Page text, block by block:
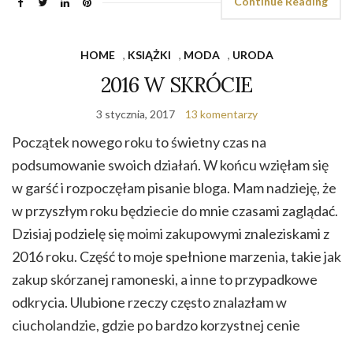
HOME , KSIĄŻKI , MODA , URODA
2016 W SKRÓCIE
3 stycznia, 2017 13 komentarzy
Początek nowego roku to świetny czas na
podsumowanie swoich działań. W końcu wzięłam się
w garść i rozpoczęłam pisanie bloga. Mam nadzieję, że
w przyszłym roku będziecie do mnie czasami zaglądać.
Dzisiaj podzielę się moimi zakupowymi znaleziskami z
2016 roku. Część to moje spełnione marzenia, takie jak
zakup skórzanej ramoneski, a inne to przypadkowe
odkrycia. Ulubione rzeczy często znalazłam w
ciucholandzie, gdzie po bardzo korzystnej cenie